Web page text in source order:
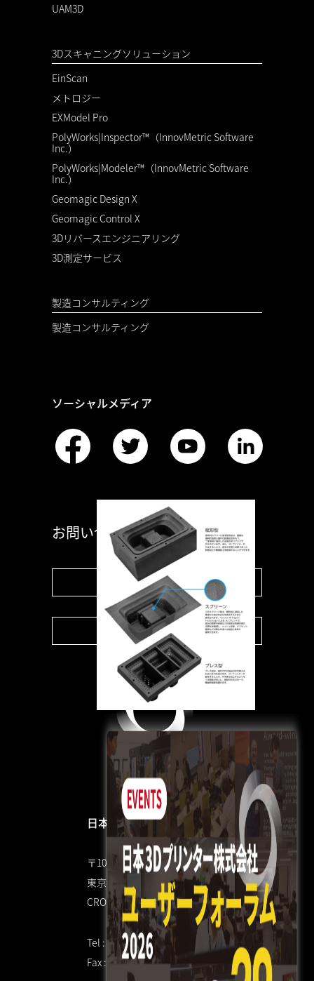
UAM3D
3Dスキャニングソリューション
EinScan
メトロジー
EXModel Pro
PolyWorks|Inspector™（InnovMetric Software
Inc.）
PolyWorks|Modeler™（InnovMetric Software
Inc.）
Geomagic Design X
Geomagic Control X
3Dリバースエンジニアリング
3D測定サービス
製造コンサルティング
製造コンサルティング
ソーシャルメディア
お問い合わせ
お問い合わせフォーム
お見積り
日本3Dプリンター株式会社
〒104-0053
東京都中央区晴海4丁目7-4
CROSS DOCK HARUMI 1F
Tel : 03 3520 8928
Fax : 03 6800 7771（共通）